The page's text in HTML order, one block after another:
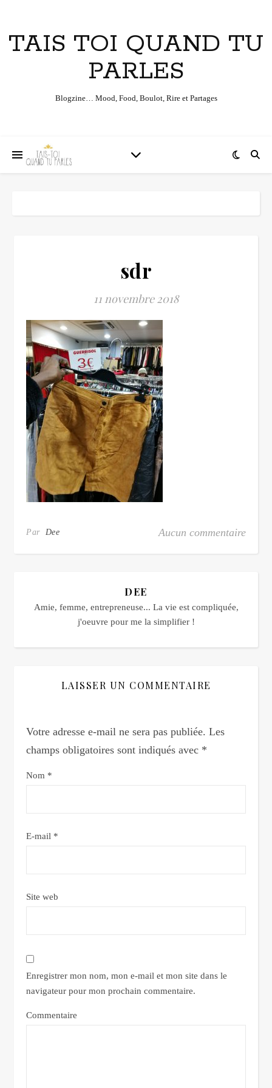
TAIS TOI QUAND TU
PARLES
Blogzine… Mood, Food, Boulot, Rire et Partages
sdr
11 novembre 2018
Par Dee Aucun commentaire
DEE
Amie, femme, entrepreneuse... La vie est compliquée,
j'oeuvre pour me la simplifier !
LAISSER UN COMMENTAIRE
Votre adresse e-mail ne sera pas publiée. Les
champs obligatoires sont indiqués avec *
Nom *
E-mail *
Site web
Enregistrer mon nom, mon e-mail et mon site dans le
navigateur pour mon prochain commentaire.
Commentaire